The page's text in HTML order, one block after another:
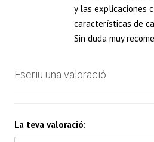
y las explicaciones
características de
Sin duda muy
Escriu una valoració
La teva valoració: